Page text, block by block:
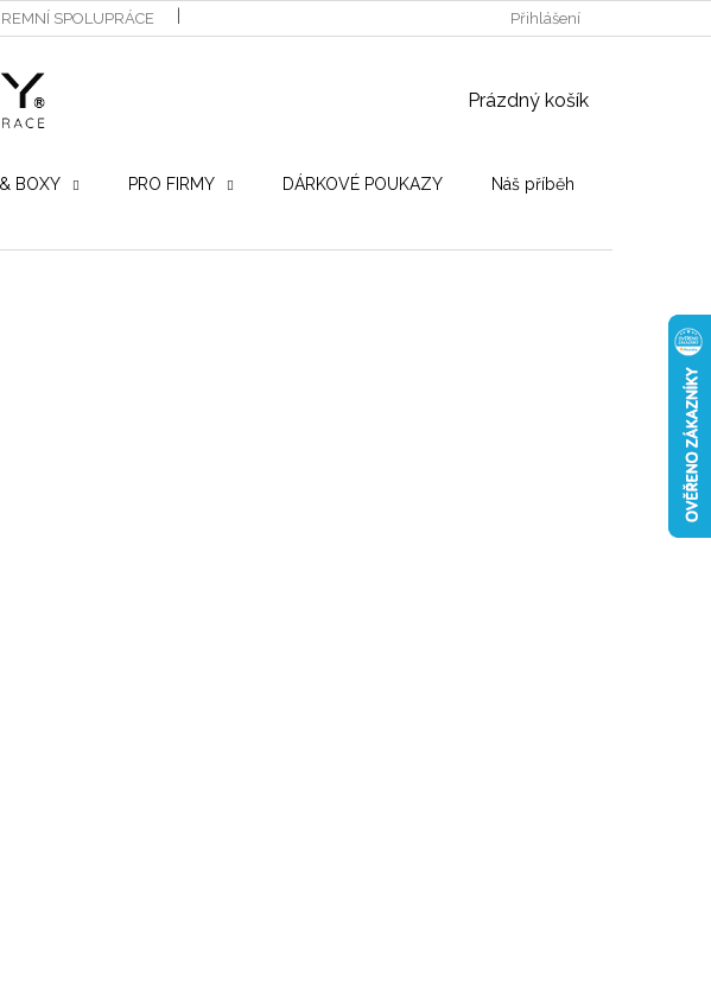
SPOLUPRÁCE STROJE PRO VÝROBUPřihlášení
NÁKUPNÍ KOŠÍK
Prázdný košík
BOXY PRO FIRMY DÁRKOVÉ POUKAZY Náš příběh